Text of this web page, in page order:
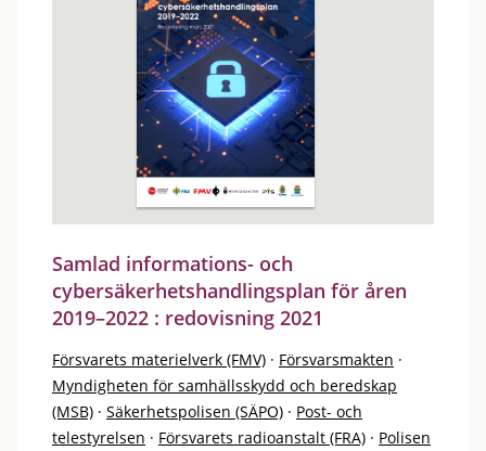
Samlad informations- och
cybersäkerhetshandlingsplan för åren
2019–2022 : redovisning 2021
Försvarets materielverk (FMV) · Försvarsmakten ·
Myndigheten för samhällsskydd och beredskap
(MSB) · Säkerhetspolisen (SÄPO) · Post- och
telestyrelsen · Försvarets radioanstalt (FRA) · Polisen